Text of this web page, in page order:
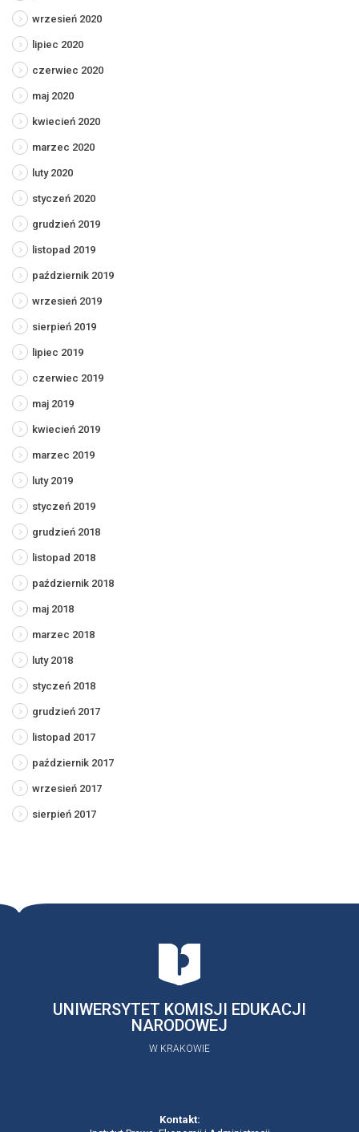
wrzesień 2020
lipiec 2020
czerwiec 2020
maj 2020
kwiecień 2020
marzec 2020
luty 2020
styczeń 2020
grudzień 2019
listopad 2019
październik 2019
wrzesień 2019
sierpień 2019
lipiec 2019
czerwiec 2019
maj 2019
kwiecień 2019
marzec 2019
luty 2019
styczeń 2019
grudzień 2018
listopad 2018
październik 2018
maj 2018
marzec 2018
luty 2018
styczeń 2018
grudzień 2017
listopad 2017
październik 2017
wrzesień 2017
sierpień 2017
UNIWERSYTET KOMISJI EDUKACJI
NARODOWEJ
W KRAKOWIE
Kontakt: